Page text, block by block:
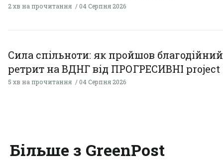
2 хв на прочитання 04 Серпня 2026
Сила спільноти: як пройшов благодійний
ретрит на ВДНГ від ПРОГРЕСИВНІ project
5 хв на прочитання 04 Серпня 2026
Більше з GreenPost